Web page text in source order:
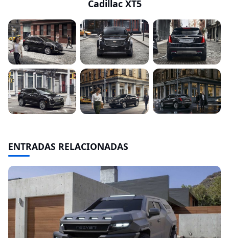
Cadillac XT5
ENTRADAS RELACIONADAS